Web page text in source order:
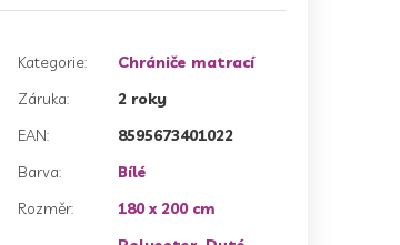
Kategorie:
Chrániče matrací
Záruka:
2 roky
EAN:
8595673401022
Barva:
Bílé
Rozměr: 180 x 200 cm